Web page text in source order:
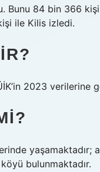
Bunu 84 bin 366
ile Kilis izledi.
2023 verilerine
yaşamaktadır;
bulunmaktadır.